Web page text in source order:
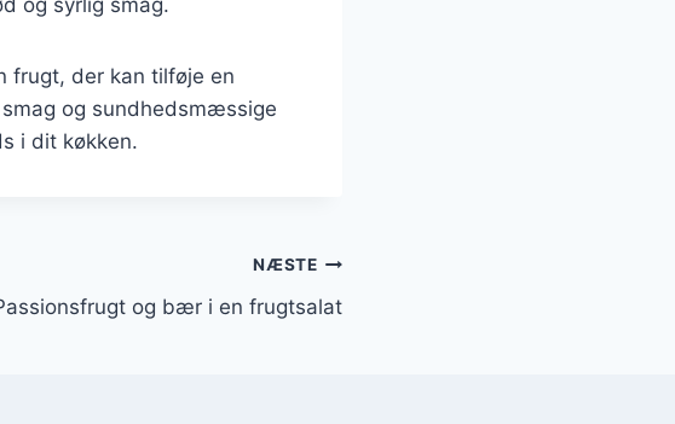
frugt, der kan tilføje en
og sundhedsmæssige
i dit køkken.
NÆSTE
og bær i en frugtsalat